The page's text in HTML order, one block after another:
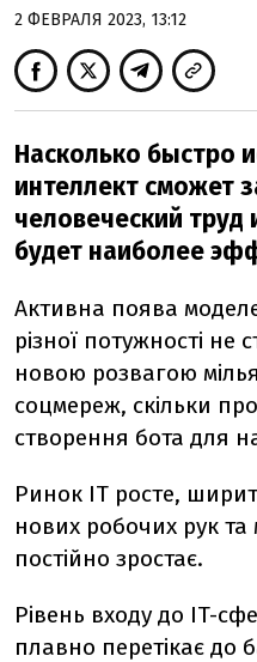
2 ФЕВРАЛЯ 2023, 13:12
Насколько быстро
интеллект сможет
человеческий труд
будет наиболее
Активна поява
різної потужності не
новою розвагою
соцмереж, скільки
створення бота для
Ринок ІT росте,
нових робочих рук та
постійно зростає.
Рівень входу до IT-
плавно перетікає до